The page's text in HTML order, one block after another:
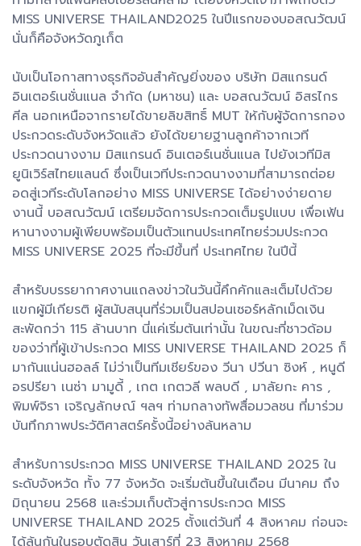
MISS UNIVERSE THAILAND2025 ในปีแรกของบอสณวัฒน์
นั่นก็คือจังหวัดภูเก็ต
นับเป็นโอกาสทางธุรกิจอันสำคัญยิ่งของ บริษัท มิสแกรนด์
อินเตอร์เนชั่นแนล จำกัด (มหาชน) และ บอสณวัฒน์ อิสรไกร
ศีล นอกเหนือจากรายได้ขายลิขสิทธิ์ MUT ให้กับผู้จัดการกอง
ประกวดระดับจังหวัดแล้ว ยังได้ขยายฐานลูกค้าจากเวที
ประกวดนางงาม มิสแกรนด์ อินเตอร์เนชั่นแนล ไปยังเวทีมิส
ยูนิเวิร์สไทยแลนด์ ซึ่งเป็นเวทีประกวดนางงามที่สามารถต่อย
อดสู่เวทีระดับโลกอย่าง MISS UNIVERSE ได้อย่างง่ายดาย
งานนี้ บอสณวัฒน์ เตรียมจัดการประกวดเต็มรูปแบบ เพื่อเฟ้น
หานางงามผู้เพียบพร้อมเป็นตัวแทนประเทศไทยร่วมประกวด
MISS UNIVERSE 2025 ที่จะมีขึ้นที่ ประเทศไทย ในปีนี้
สำหรับบรรยากาศงานแถลงข่าวในวันนี้คึกคักและเต็มไปด้วย
แขกผู้มีเกียรติ ผู้สนับสนุนที่ร่วมเป็นสปอนเซอร์หลักเม็ดเงิน
สะพัดกว่า 115 ล้านบาท นี่แค่เริ่มต้นเท่านั้น ในขณะที่ชาวด้อม
ของว่าที่ผู้เข้าประกวด MISS UNIVERSE THAILAND 2025 ก็
มากันแน่นฮอลล์ ไม่ว่าเป็นทีมเชียร์ของ วีนา ปวีนา ซิงห์ , หนูดี
อรปรียา เนซ่า มามูดี้ , เกต เกตวลี พลบดี , มาลัยกะ คาร ,
พิมพ์จิรา เจริญลักษณ์ ฯลฯ ท่ามกลางทัพสื่อมวลชน ที่มาร่วม
บันทึกภาพประวัติศาสตร์ครั้งนี้อย่างล้นหลาม
สำหรับการประกวด MISS UNIVERSE THAILAND 2025 ใน
ระดับจังหวัด ทั้ง 77 จังหวัด จะเริ่มต้นขึ้นในเดือน มีนาคม ถึง
มิถุนายน 2568 และร่วมเก็บตัวสู่การประกวด MISS
UNIVERSE THAILAND 2025 ตั้งแต่วันที่ 4 สิงหาคม ก่อนจะ
ได้ลุ้นกันในรอบตัดสิน วันเสาร์ที่ 23 สิงหาคม 2568